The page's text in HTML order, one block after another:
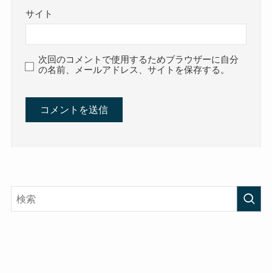
サイト
次回のコメントで使用するためブラウザーに自分
の名前、メールアドレス、サイトを保存する。